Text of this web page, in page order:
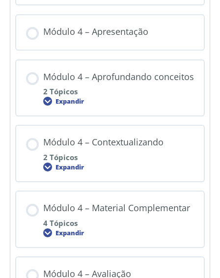
Módulo 4 – Apresentação
Módulo 4 – Aprofundando conceitos
2 Tópicos
Expandir
Módulo 4 – Contextualizando
2 Tópicos
Expandir
Módulo 4 – Material Complementar
4 Tópicos
Expandir
Módulo 4 – Avaliação